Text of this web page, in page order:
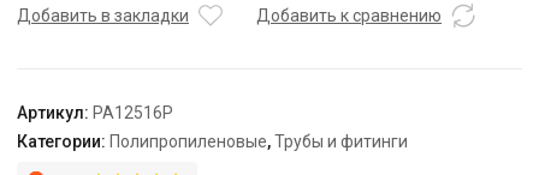
нар.
Добавить в закладки Добавить к сравнению
Артикул: PA12516P
Категории: Полипропиленовые,Трубы и фитинги